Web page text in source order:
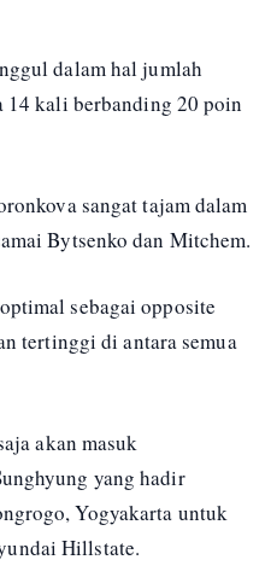
dalam hal jumlah
14 kali berbanding 20 poin
sangat tajam dalam
Bytsenko dan Mitchem.
sebagai opposite
tertinggi di antara semua
akan masuk
yang hadir
Yogyakarta untuk
Hillstate.